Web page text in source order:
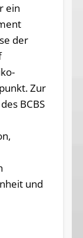
ein
der
Zur
BCBS
und